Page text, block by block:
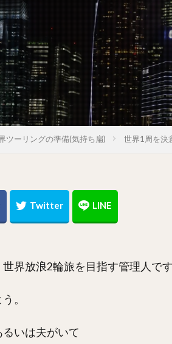
ツーリングの準備(気持ち扁) 世界1周を決
界放浪2輪旅を目指す管理人です
。
るいは夫がいて